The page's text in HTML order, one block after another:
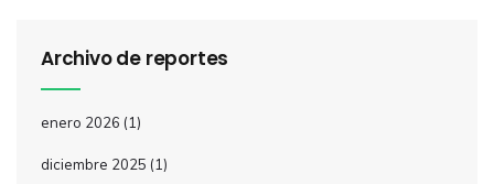
Archivo de reportes
enero 2026 (1)
diciembre 2025 (1)